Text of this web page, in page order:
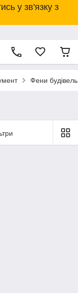
у зв'язку з
Фени